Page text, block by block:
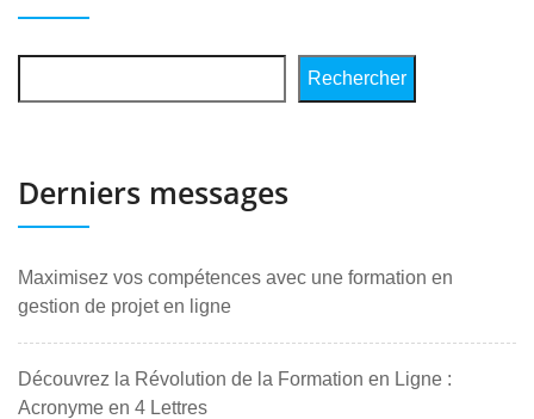
Rechercher
Derniers messages
Maximisez vos compétences avec une formation en
gestion de projet en ligne
Découvrez la Révolution de la Formation en Ligne :
Acronyme en 4 Lettres